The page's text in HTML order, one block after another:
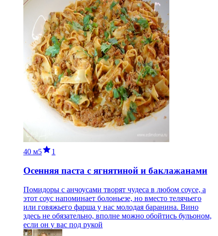
40 м5 1
Осенняя паста с ягнятиной и баклажанами
Помидоры с анчоусами творят чудеса в любом соусе, а
этот соус напоминает болоньезе, но вместо телячьего
или говяжьего фарша у нас молодая баранина. Вино
здесь не обязательно, вполне можно обойтись бульоном,
если он у вас под рукой